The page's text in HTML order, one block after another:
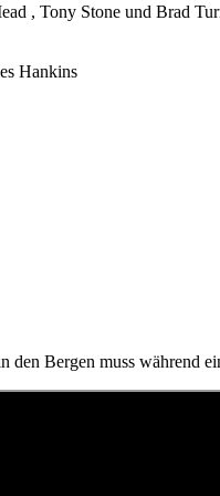
, Tony Stone und Brad
Hankins
den Bergen muss während